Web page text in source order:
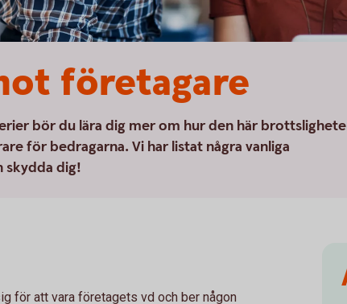
företagare
bör du lära dig mer om hur den här
för bedragarna. Vi har listat några vanliga
skydda dig!
för att vara företagets vd och ber någon